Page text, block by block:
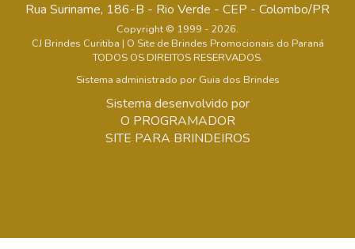
Rua Suriname, 186-B - Rio Verde - CEP - Colombo/PR
Copyright © 1999 - 2026.
CJ Brindes Curitiba | O Site de Brindes Promocionais do Paraná
TODOS OS DIREITOS RESERVADOS.
Sistema administrado por Guia dos Brindes
Sistema desenvolvido por
O PROGRAMADOR
SITE PARA BRINDEIROS